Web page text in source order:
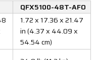
QFX5100-48T-AFO
1.72 x 17.36 x 21.47
in (4.37 x 44.09 x
54.54 cm)